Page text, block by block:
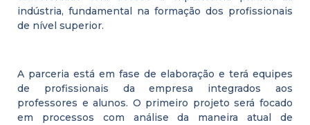
indústria, fundamental na formação dos profissionais
de nível superior.
A parceria está em fase de elaboração e terá equipes
de profissionais da empresa integrados aos
professores e alunos. O primeiro projeto será focado
em processos com análise da maneira atual de